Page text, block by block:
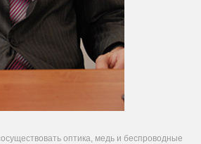
оптика, медь и беспроводные